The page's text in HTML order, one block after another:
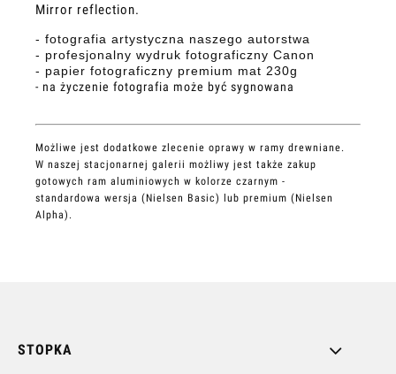
Mirror reflection.
- fotografia artystyczna naszego autorstwa
- profesjonalny wydruk fotograficzny Canon
- papier fotograficzny premium mat 230g
- na życzenie fotografia może być sygnowana
Możliwe jest dodatkowe zlecenie oprawy w ramy drewniane.
W naszej stacjonarnej galerii możliwy jest także zakup
gotowych ram aluminiowych w kolorze czarnym -
standardowa wersja (Nielsen Basic) lub premium (Nielsen
Alpha).
STOPKA